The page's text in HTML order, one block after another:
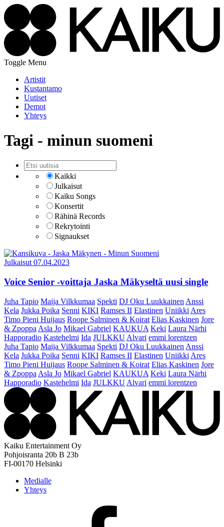
Toggle Menu
Artistit
Kustantamo
Uutiset
Demot
Yhteys
Tagi - minun suomeni
Kaikki
Julkaisut
Kaiku Songs
Konsertit
Rähinä Records
Rekrytointi
Signaukset
Julkaisut 07.04.2023
Voice Senior -voittaja Jaska Mäkyseltä uusi single
Juha Tapio Maija Vilkkumaa Spekti DJ Oku Luukkainen Anssi
Kela Jukka Poika Senni KIKI Ramses II Elastinen Uniikki Ares
Timo Pieni Huijaus Roope Salminen & Koirat Elias Kaskinen Jore
& Zpoppa Asla Jo Mikael Gabriel KAUKUA Keki Laura Närhi
Happoradio Kastehelmi Ida JULKKU Alvari emmi lorentzen
Juha Tapio Maija Vilkkumaa Spekti DJ Oku Luukkainen Anssi
Kela Jukka Poika Senni KIKI Ramses II Elastinen Uniikki Ares
Timo Pieni Huijaus Roope Salminen & Koirat Elias Kaskinen Jore
& Zpoppa Asla Jo Mikael Gabriel KAUKUA Keki Laura Närhi
Happoradio Kastehelmi Ida JULKKU Alvari emmi lorentzen
Kaiku Entertainment Oy
Pohjoisranta 20b B 23b
FI-00170 Helsinki
Medialle
Yhteys